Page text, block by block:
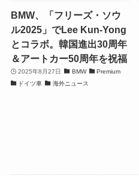
BMW、「フリーズ・ソウ
ル2025」でLee Kun-Yong
とコラボ。韓国進出30周年
＆アートカー50周年を祝福
2025年8月27日 BMW
Premium
ドイツ車
海外ニュース